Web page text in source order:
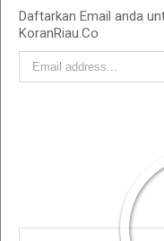
Daftarkan Email anda
KoranRiau.Co